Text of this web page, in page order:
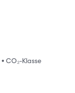
• CO₂-Klasse